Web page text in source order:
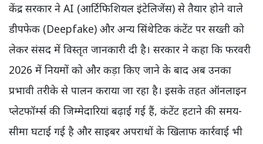
केंद्र सरकार ने AI (आर्टिफिशियल इंटेलिजेंस) से तैयार होने वाले
डीपफेक (Deepfake) और अन्य सिंथेटिक कंटेंट पर सख्ती को
लेकर संसद में विस्तृत जानकारी दी है। सरकार ने कहा कि फरवरी
2026 में नियमों को और कड़ा किए जाने के बाद अब उनका
प्रभावी तरीके से पालन कराया जा रहा है। इसके तहत ऑनलाइन
प्लेटफॉर्म्स की जिम्मेदारियां बढ़ाई गई हैं, कंटेंट हटाने की समय-
सीमा घटाई गई है और साइबर अपराधों के खिलाफ कार्रवाई भी